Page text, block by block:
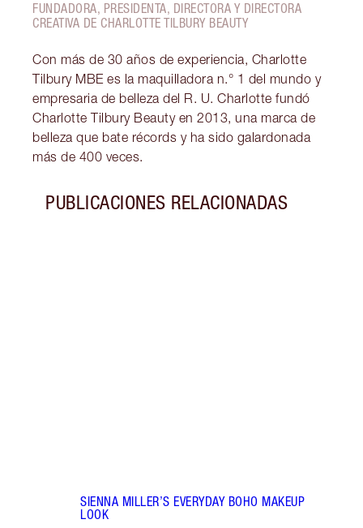
FUNDADORA, PRESIDENTA, DIRECTORA Y DIRECTORA
CREATIVA DE CHARLOTTE TILBURY BEAUTY
Con más de 30 años de experiencia, Charlotte
Tilbury MBE es la maquilladora n.° 1 del mundo y
empresaria de belleza del R. U. Charlotte fundó
Charlotte Tilbury Beauty en 2013, una marca de
belleza que bate récords y ha sido galardonada
más de 400 veces.
PUBLICACIONES RELACIONADAS
SIENNA MILLER’S EVERYDAY BOHO MAKEUP
LOOK